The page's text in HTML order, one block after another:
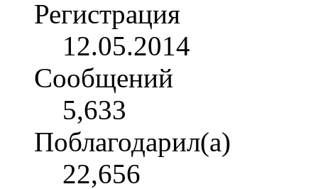
Регистрация
12.05.2014
Сообщений
5,633
Поблагодарил(а)
22,656